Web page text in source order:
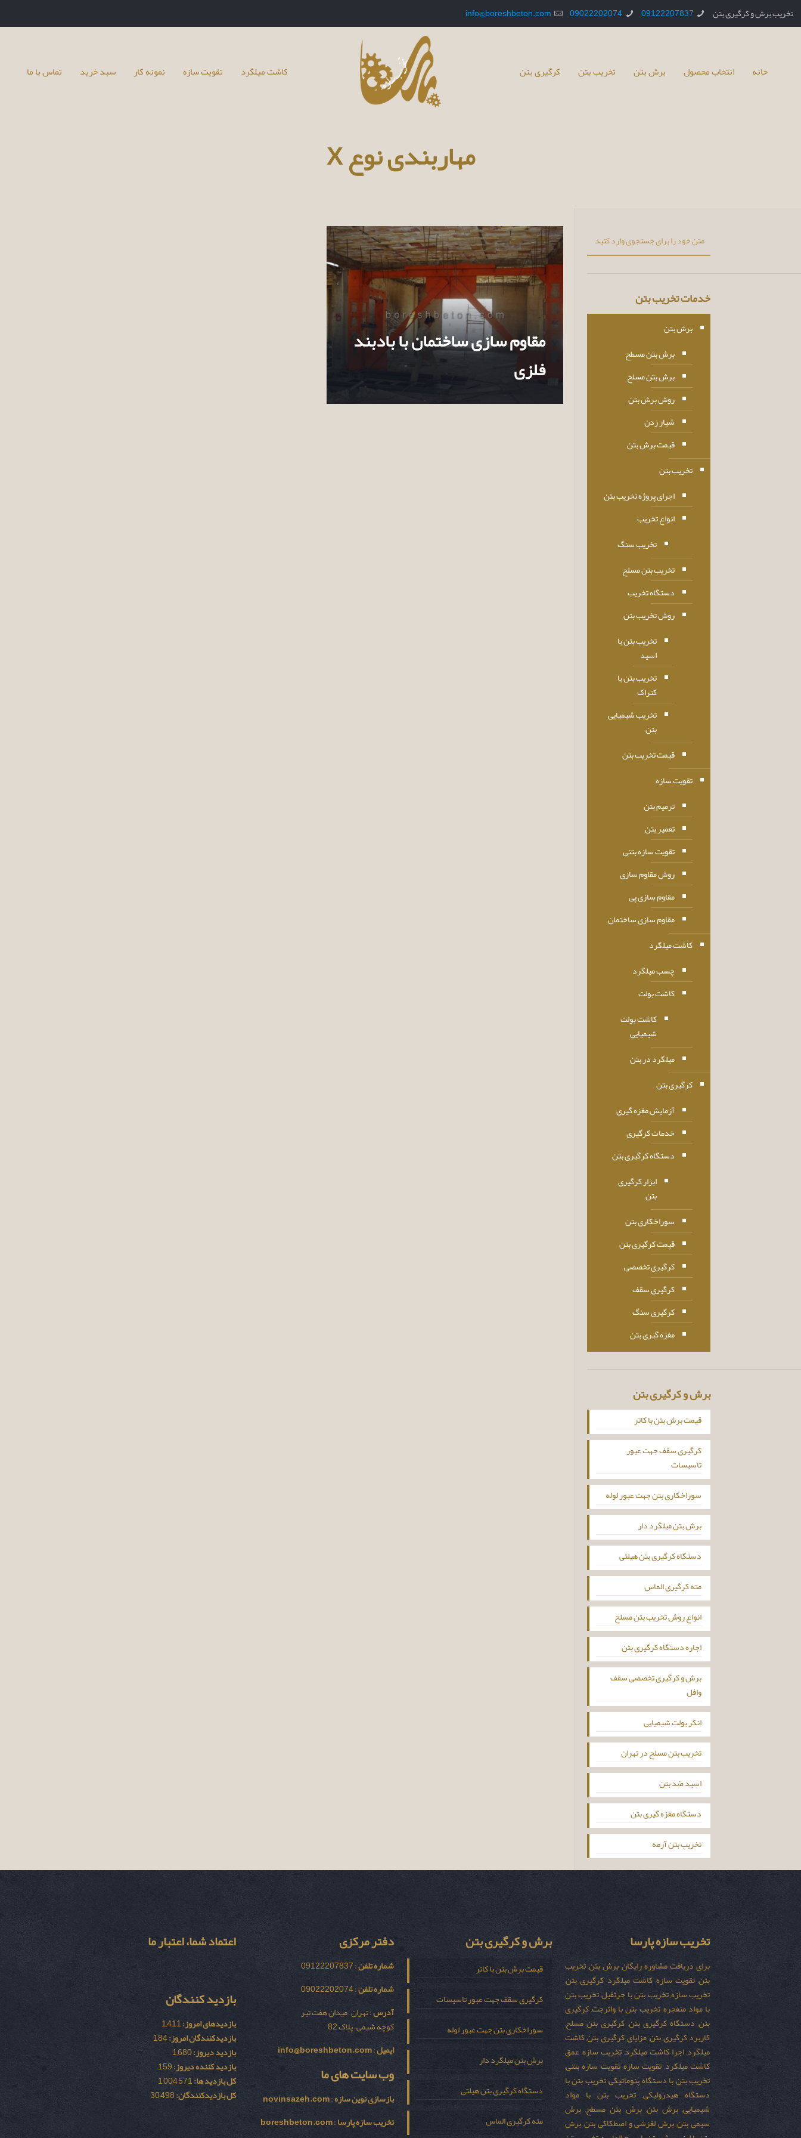
تخریب برش و کرگیری بتن 09122207837
09022202074
info@boreshbeton.com
کاشت میلگرد تقویت سازه نمونه کار سبد خرید تماس با ما خانه انتخاب محصول برش بتن تخریب بتن کرگیری بتن
مهاربندی نوع X
مقاوم سازی ساختمان با بادبند
فلزی
خدمات تخریب بتن
برش بتن
برش بتن مسطح
برش بتن مسلح
روش برش بتن
شیار زدن
قیمت برش بتن
تخریب بتن
اجرای پروژه تخریب بتن
انواع تخریب
تخریب سنگ
تخریب بتن مسلح
دستگاه تخریب
روش تخریب بتن
تخریب بتن با
اسید
تخریب بتن با
کتراک
تخریب شیمیایی
بتن
قیمت تخریب بتن
تقویت سازه
ترمیم بتن
تعمیر بتن
تقویت سازه بتنی
روش مقاوم سازی
مقاوم سازی پی
مقاوم سازی ساختمان
کاشت میلگرد
چسب میلگرد
کاشت بولت
کاشت بولت
شیمیایی
میلگرد در بتن
کرگیری بتن
آزمایش مغزه گیری
خدمات کرگیری
دستگاه کرگیری بتن
ابزار کرگیری
بتن
سوراخکاری بتن
قیمت کرگیری بتن
کرگیری تخصصی
کرگیری سقف
کرگیری سنگ
مغزه گیری بتن
برش و کرگیری بتن
قیمت برش بتن با کاتر
کرگیری سقف جهت عبور
تاسیسات
سوراخکاری بتن جهت عبور لوله
برش بتن میلگرد دار
دستگاه کرگیری بتن هیلتی
مته کرگیری الماس
انواع روش تخریب بتن مسلح
اجاره دستگاه کرگیری بتن
برش و کرگیری تخصصی سقف
وافل
انکر بولت شیمیایی
تخریب بتن مسلح در تهران
اسید ضد بتن
دستگاه مغزه گیری بتن
تخریب بتن آرمه
تخریب سازه پارسا
برای دریافت مشاوره رایگان برش بتن, تخریب
بتن, تقویت سازه, کاشت میلگرد, کرگیری بتن,
تخریب سازه, تخریب بتن با جرثقیل, تخریب بتن
با مواد منفجره, تخریب بتن با واترجت, کرگیری
بتن, دستگاه کرگیری بتن, کرگیری بتن مسلح,
کاربرد کرگیری بتن, مزایای کرگیری بتن, کاشت
میلگرد, اجرا کاشت میلگرد, تخریب سازه, عمق
کاشت میلگرد, تقویت سازه, تقویت سازه بتنی,
تخریب بتن با دستگاه پنوماتیکی, تخریب بتن با
دستگاه هیدرولیکی, تخریب بتن با مواد
شیمیایی, برش بتن, برش بتن مسطح, برش
سیمی بتن, برش لغزشی و اصطکاکی بتن, برش
برش و کرگیری بتن
قیمت برش بتن با کاتر
کرگیری سقف جهت عبور تاسیسات
سوراخکاری بتن جهت عبور لوله
برش بتن میلگرد دار
دستگاه کرگیری بتن هیلتی
مته کرگیری الماس
دفتر مرکزی
شماره تلفن: 09122207837
شماره تلفن: 09022202074
آدرس: تهران – میدان هفت تیر
کوچه شیمی – پلاک 82
ایمیل:
info@boreshbeton.com
وب سایت های ما
بازسازی نوين سازه:
novinsazeh.com
تخریب سازه پارسا:
boreshbeton.com
اعتماد شما، اعتبار ما
بازدید کنندگان
بازدیدهای امروز:1,411
بازدیدکنندگان امروز:184
بازدید دیروز:1,680
بازدید کننده دیروز:159
کل بازدید ها:1,004,571
کل بازدیدکنند‌گان:30,498